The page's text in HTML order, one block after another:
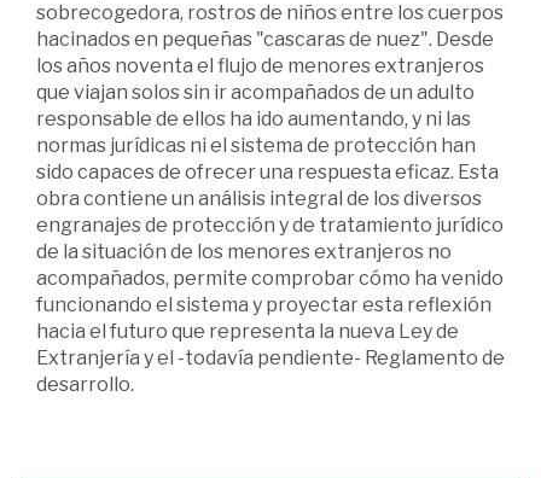
sobrecogedora, rostros de niños entre los cuerpos
hacinados en pequeñas "cascaras de nuez". Desde
los años noventa el flujo de menores extranjeros
que viajan solos sin ir acompañados de un adulto
responsable de ellos ha ido aumentando, y ni las
normas jurídicas ni el sistema de protección han
sido capaces de ofrecer una respuesta eficaz. Esta
obra contiene un análisis integral de los diversos
engranajes de protección y de tratamiento jurídico
de la situación de los menores extranjeros no
acompañados, permite comprobar cómo ha venido
funcionando el sistema y proyectar esta reflexión
hacia el futuro que representa la nueva Ley de
Extranjería y el -todavía pendiente- Reglamento de
desarrollo.